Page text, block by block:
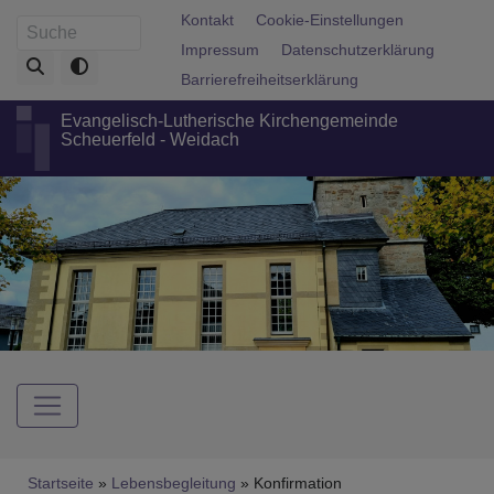
zum
Inhalt
Suche Fußbereichsmenü
Kontakt
Cookie-Einstellungen
Impressum
Datenschutzerklärung
Barrierefreiheitserklärung
Evangelisch-Lutherische Kirchengemeinde
Scheuerfeld - Weidach
Hauptnavigation
Startseite Lebensbegleitung Konfirmation